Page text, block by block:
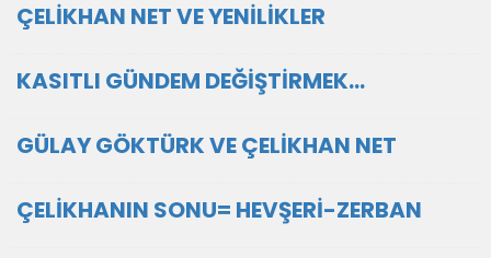
ÇELİKHAN NET VE YENİLİKLER
KASITLI GÜNDEM DEĞİŞTİRMEK...
GÜLAY GÖKTÜRK VE ÇELİKHAN NET
ÇELİKHANIN SONU= HEVŞERİ-ZERBAN